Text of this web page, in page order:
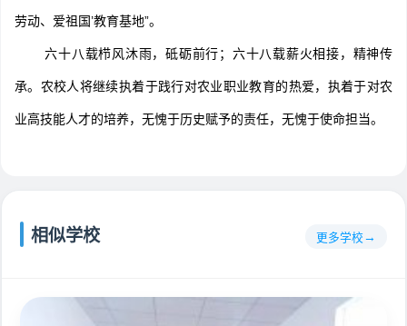
劳动、爱祖国’教育基地”。
六十八载栉风沐雨，砥砺前行；六十八载薪火相接，精神传
承。农校人将继续执着于践行对农业职业教育的热爱，执着于对农
业高技能人才的培养，无愧于历史赋予的责任，无愧于使命担当。
相似学校 更多学校